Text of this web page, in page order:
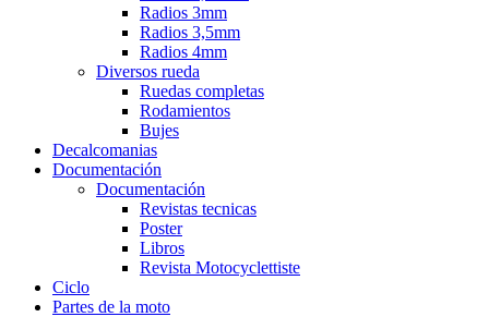
Radios 3mm
Radios 3,5mm
Radios 4mm
Diversos rueda
Ruedas completas
Rodamientos
Bujes
Decalcomanias
Documentación
Documentación
Revistas tecnicas
Poster
Libros
Revista Motocyclettiste
Ciclo
Partes de la moto